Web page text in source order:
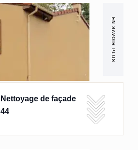
EN SAVOIR PLUS
Nettoyage de façade
44